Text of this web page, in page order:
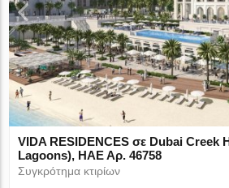
VIDA RESIDENCES σε Dubai Creek
Lagoons), ΗΑΕ Αρ. 46758
Συγκρότημα κτιρίων